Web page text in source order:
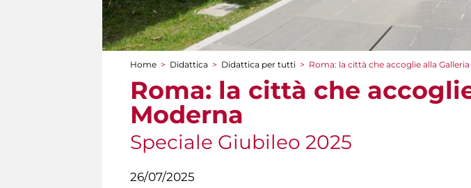
Tu sei qui
Home > Didattica > Didattica per tutti > Roma: la città che accoglie alla
Roma: la città che
Moderna
Speciale Giubileo 2025
26/07/2025